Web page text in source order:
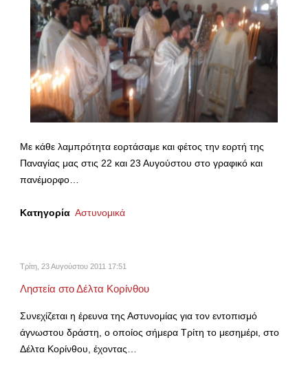
Με κάθε λαμπρότητα εορτάσαμε και φέτος την εορτή της
Παναγίας μας στις 22 και 23 Αυγούστου στο γραφικό και
πανέμορφο…
Κατηγορία Αστυνομικά
Τρίτη, 23 Αυγούστου 2011 17:51
Ληστεία στο Δέλτα Κορίνθου
Συνεχίζεται η έρευνα της Αστυνομίας για τον εντοπισμό
άγνωστου δράστη, ο οποίος σήμερα Τρίτη το μεσημέρι, στο
Δέλτα Κορίνθου, έχοντας…